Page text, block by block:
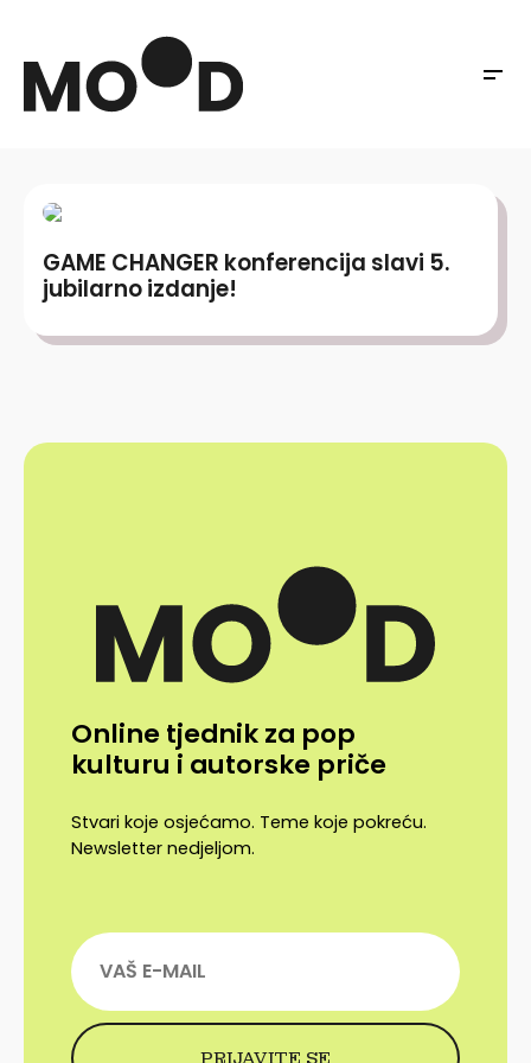
GAME CHANGER konferencija slavi 5.
jubilarno izdanje!
Online tjednik za pop
kulturu i autorske priče
Stvari koje osjećamo. Teme koje pokreću.
Newsletter nedjeljom.